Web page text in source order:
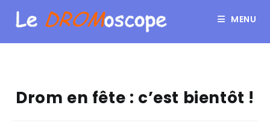
MENU
Drom en fête : c’est bientôt !